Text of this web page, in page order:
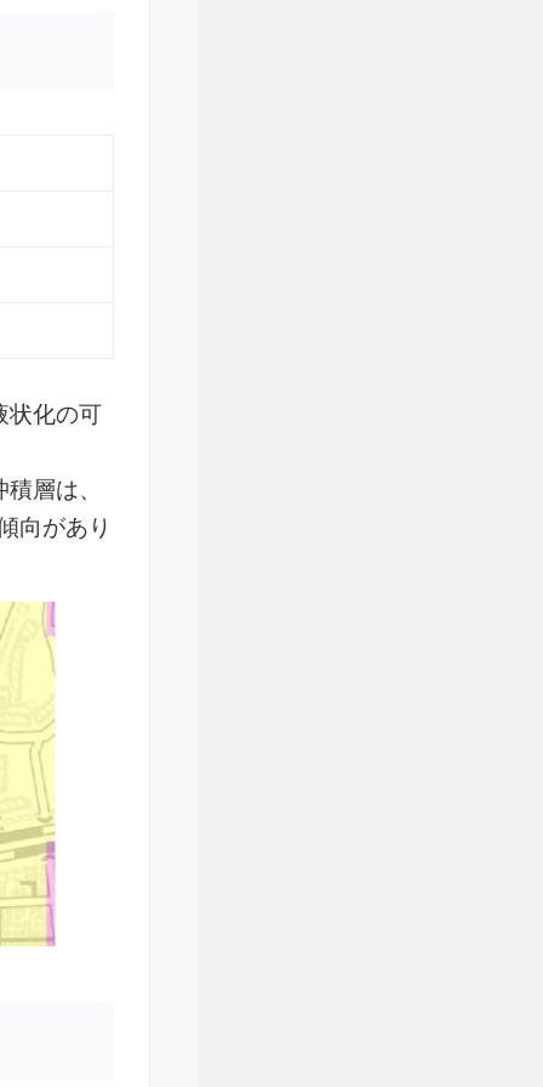
状化の可
層は、
向があり